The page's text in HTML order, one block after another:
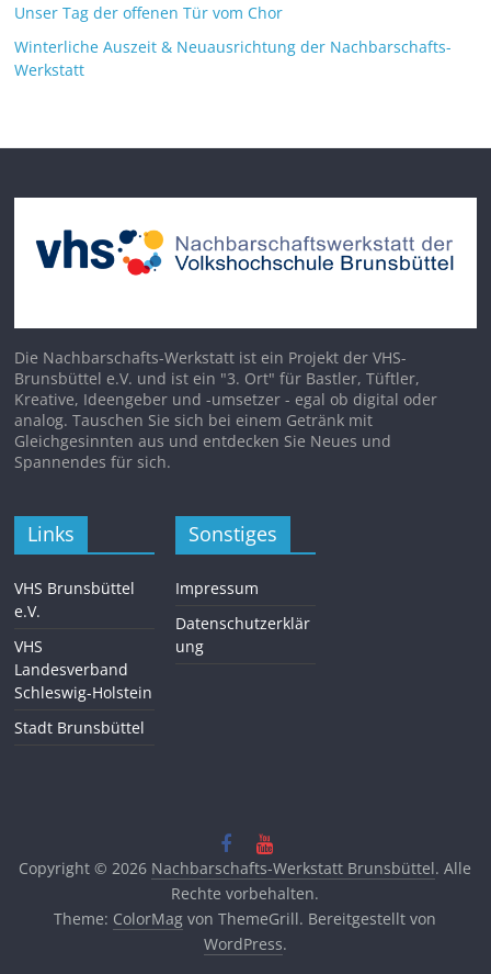
Unser Tag der offenen Tür vom Chor
Winterliche Auszeit & Neuausrichtung der Nachbarschafts-
Werkstatt
Die Nachbarschafts-Werkstatt ist ein Projekt der VHS-
Brunsbüttel e.V. und ist ein "3. Ort" für Bastler, Tüftler,
Kreative, Ideengeber und -umsetzer - egal ob digital oder
analog. Tauschen Sie sich bei einem Getränk mit
Gleichgesinnten aus und entdecken Sie Neues und
Spannendes für sich.
Links
VHS Brunsbüttel
e.V.
VHS
Landesverband
Schleswig-Holstein
Stadt Brunsbüttel
Sonstiges
Impressum
Datenschutzerklär
ung
Copyright © 2026 Nachbarschafts-Werkstatt Brunsbüttel. Alle
Rechte vorbehalten.
Theme: ColorMag von ThemeGrill. Bereitgestellt von
WordPress.